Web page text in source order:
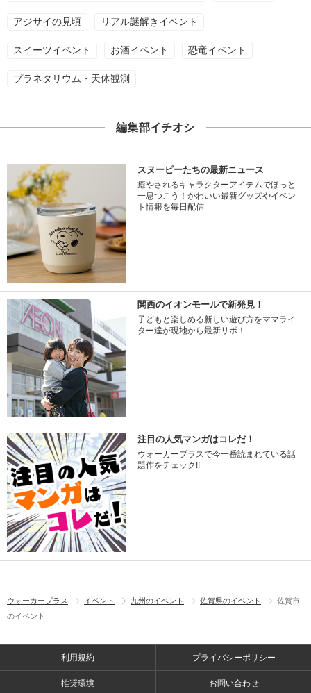
アジサイの見頃 リアル謎解きイベント
スイーツイベント お酒イベント 恐竜イベント
プラネタリウム・天体観測
編集部イチオシ
スヌーピーたちの最新ニュース
癒やされるキャラクターアイテムでほっと
一息つこう！かわいい最新グッズやイベン
ト情報を毎日配信
関西のイオンモールで新発見！
子どもと楽しめる新しい遊び方をママライ
ター達が現地から最新リポ！
注目の人気マンガはコレだ！
ウォーカープラスで今一番読まれている話
題作をチェック!!
ウォーカープラス イベント 九州のイベント 佐賀県のイベント
佐賀市
のイベント
利用規約 プライバシーポリシー
推奨環境 お問い合わせ